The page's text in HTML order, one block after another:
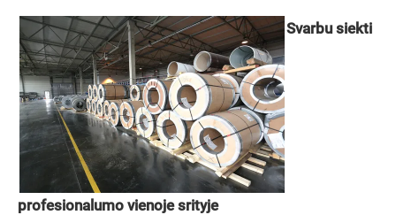
Svarbu siekti
profesionalumo vienoje srityje